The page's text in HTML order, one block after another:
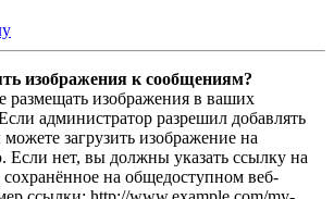
изображения к сообщениям?
размещать изображения в ваших
администратор разрешил добавлять
загрузить изображение на
Если нет, вы должны указать ссылку на
на общедоступном веб-